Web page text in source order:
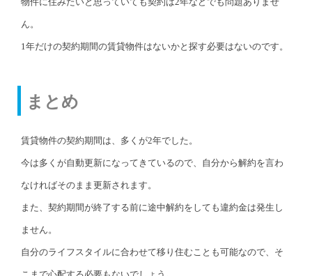
ん。
1年だけの契約期間の賃貸物件はないかと探す必要はないのです。
まとめ
賃貸物件の契約期間は、多くが2年でした。
今は多くが自動更新になってきているので、自分から解約を言わ
なければそのまま更新されます。
また、契約期間が終了する前に途中解約をしても違約金は発生し
ません。
自分のライフスタイルに合わせて移り住むことも可能なので、そ